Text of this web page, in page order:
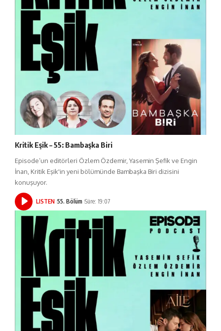
Kritik Eşik – 55: Bambaşka Biri
Episode’un editörleri Özlem Özdemir, Yasemin Şefik ve Engin
İnan, Kritik Eşik'in yeni bölümünde Bambaşka Biri dizisini
konuşuyor.
LISTEN 55. Bölüm Süre: 19:07